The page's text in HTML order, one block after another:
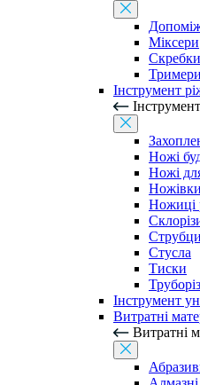
Міксери
Інструмент
Ножі
Ножі
Ножиці
Стусла
Тиски
Інструмент
Витратні
Витратні